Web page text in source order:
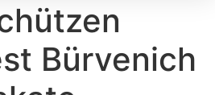
Bürvenich